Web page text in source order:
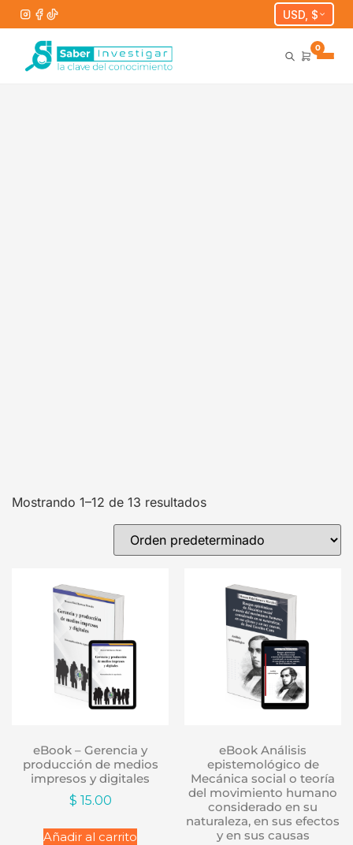
USD, $
0
Mostrando 1–12 de 13 resultados
eBook – Gerencia y
producción de medios
impresos y digitales
$ 15.00
Añadir al carrito
eBook Análisis
epistemológico de
Mecánica social o teoría
del movimiento humano
considerado en su
naturaleza, en sus efectos
y en sus causas